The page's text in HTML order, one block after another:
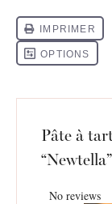
Pâte à
“Newtella”
No reviews